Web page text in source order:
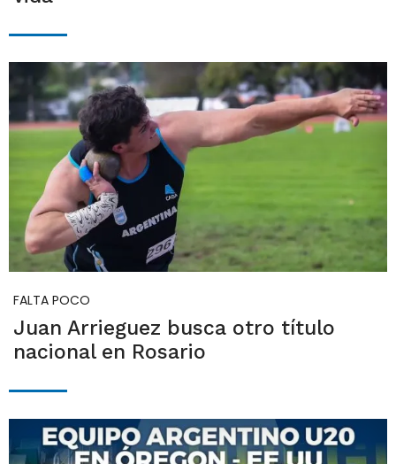
FALTA POCO
Juan Arrieguez busca otro título
nacional en Rosario